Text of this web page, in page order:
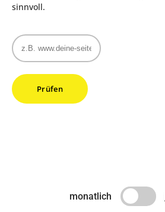
sinnvoll.
Prüfen
monatlich